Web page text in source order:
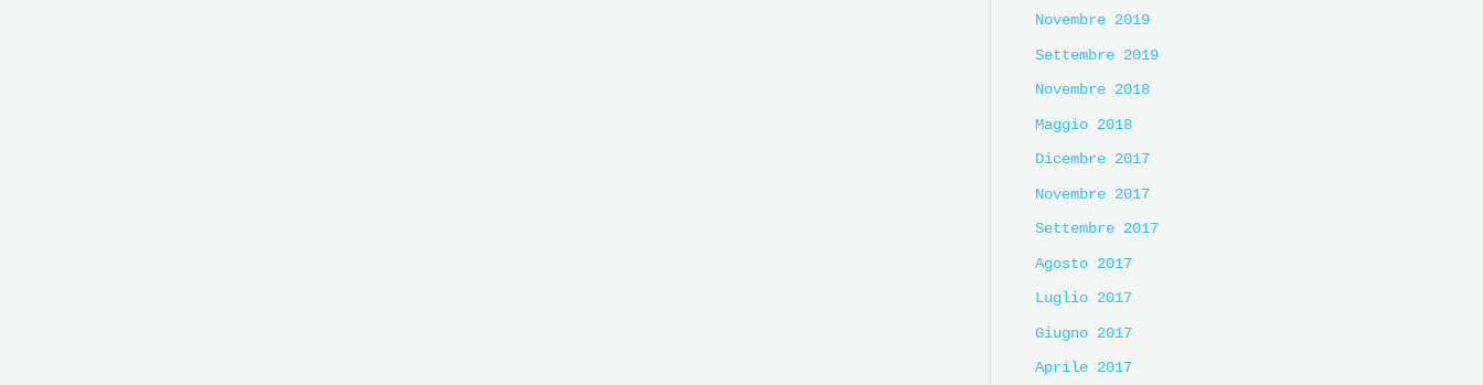
Novembre 2019
Settembre 2019
Novembre 2018
Maggio 2018
Dicembre 2017
Novembre 2017
Settembre 2017
Agosto 2017
Luglio 2017
Giugno 2017
Aprile 2017